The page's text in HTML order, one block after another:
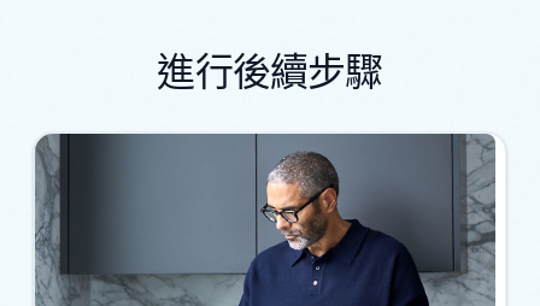
進行後續步驟